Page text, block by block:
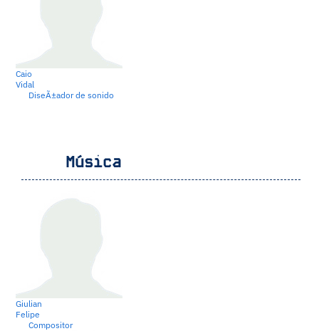
Caio
Vidal
DiseÃ±ador de sonido
Música
Giulian
Felipe
Compositor